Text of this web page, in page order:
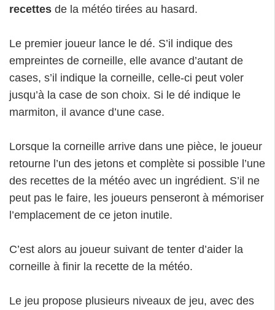
recettes de la météo tirées au hasard.
Le premier joueur lance le dé. S’il indique des
empreintes de corneille, elle avance d’autant de
cases, s’il indique la corneille, celle-ci peut voler
jusqu’à la case de son choix. Si le dé indique le
marmiton, il avance d’une case.
Lorsque la corneille arrive dans une pièce, le joueur
retourne l’un des jetons et complète si possible l’une
des recettes de la météo avec un ingrédient. S’il ne
peut pas le faire, les joueurs penseront à mémoriser
l’emplacement de ce jeton inutile.
C’est alors au joueur suivant de tenter d’aider la
corneille à finir la recette de la météo.
Le jeu propose plusieurs niveaux de jeu, avec des